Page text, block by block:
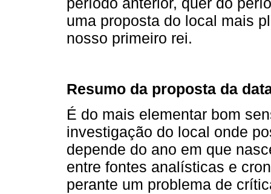
uma proposta do local mais
nosso primeiro rei.
Resumo da proposta da
É do mais elementar bom
investigação do local onde
depende do ano em que
entre fontes analísticas e
perante um problema de